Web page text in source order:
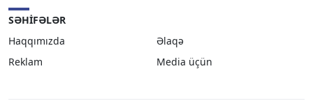
SƏHIFƏLƏR
Haqqımızda
Əlaqə
Reklam
Media üçün